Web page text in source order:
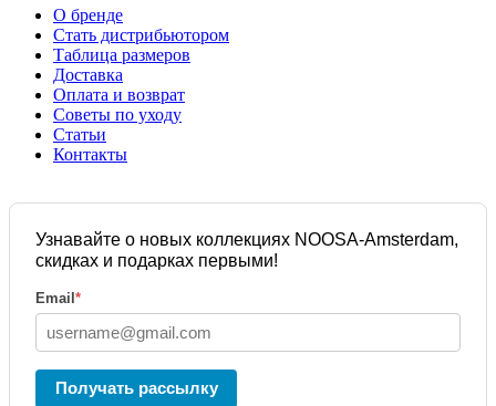
О бренде
Стать дистрибьютором
Таблица размеров
Доставка
Оплата и возврат
Советы по уходу
Статьи
Контакты
Узнавайте о новых коллекциях NOOSA-Amsterdam,
скидках и подарках первыми!
Email *
Получать рассылку